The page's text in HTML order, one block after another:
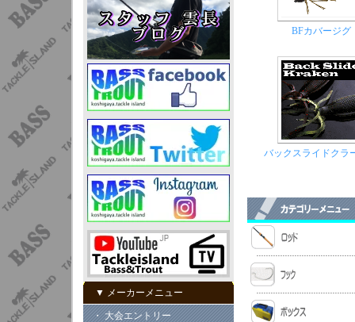
▼ メーカーメニュー
・ 大会エントリー
BFカバージグ
バックスライドクラ